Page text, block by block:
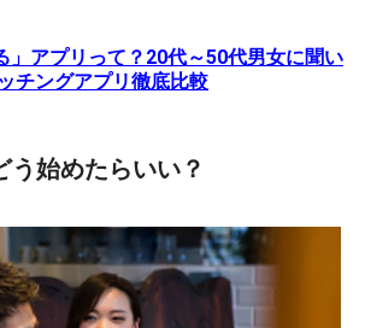
」アプリって？20代～50代男女に聞い
チングアプリ徹底比較
う始めたらいい？